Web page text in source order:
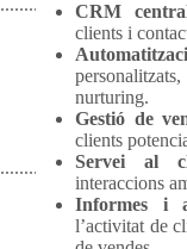
CRM
clients i
nurturing.
Gestió de
clients
Servei al
interaccions
Informes i
l’activitat de